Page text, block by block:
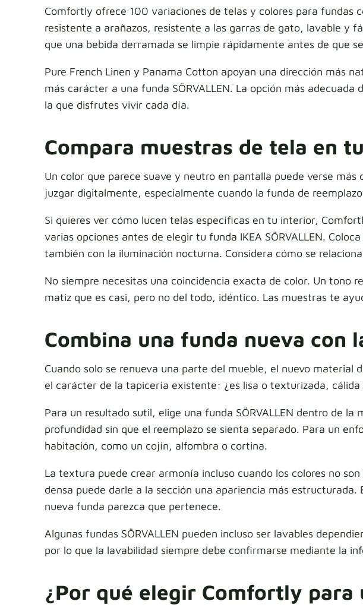
Comfortly ofrece 100 variaciones de telas y colores para fundas
resistente a arañazos, resistente a las garras de gato, lavable y
que una bebida derramada se limpie rápidamente antes de que
Pure French Linen y Panama Cotton apoyan una dirección más
más carácter a una funda SÖRVALLEN. La opción más
la que disfrutes vivir cada día.
Compara muestras de tela en
Un color que parece suave y neutro en pantalla puede verse
juzgar digitalmente, especialmente cuando la funda de
Si quieres ver cómo lucen telas específicas en tu interior,
varias opciones antes de elegir tu funda IKEA SÖRVALLEN.
también con la iluminación nocturna. Considera cómo se
No siempre necesitas una coincidencia exacta de color. Un
matiz que es casi, pero no del todo, idéntico. Las muestras te
Combina una funda nueva con
Cuando solo se renueva una parte del mueble, el nuevo material
el carácter de la tapicería existente: ¿es lisa o texturizada,
Para un resultado sutil, elige una funda SÖRVALLEN dentro de
profundidad sin que el reemplazo se sienta separado. Para un
habitación, como un cojín, alfombra o cortina.
La textura puede crear armonía incluso cuando los colores no
densa puede darle a la sección una apariencia más
nueva funda parezca que pertenece.
Algunas fundas SÖRVALLEN pueden incluso ser lavables
por lo que la lavabilidad siempre debe confirmarse mediante la
¿Por qué elegir Comfortly para